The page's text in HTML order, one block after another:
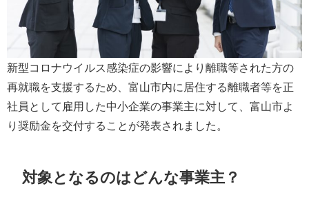
新型コロナウイルス感染症の影響により離職等された方の
再就職を支援するため、富山市内に居住する離職者等を正
社員として雇用した中小企業の事業主に対して、富山市よ
り奨励金を交付することが発表されました。
対象となるのはどんな事業主？